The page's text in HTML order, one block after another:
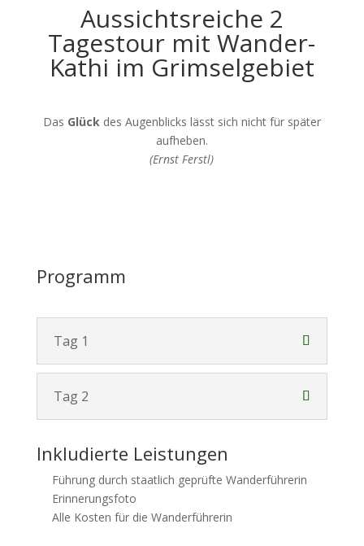
Aussichtsreiche 2
Tagestour mit Wander-
Kathi im Grimselgebiet
Das Glück des Augenblicks lässt sich nicht für später
aufheben.
(Ernst Ferstl)
Programm
Tag 1
Tag 2
Inkludierte Leistungen
Führung durch staatlich geprüfte Wanderführerin
Erinnerungsfoto
Alle Kosten für die Wanderführerin